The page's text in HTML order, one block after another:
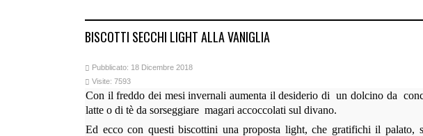
BISCOTTI SECCHI LIGHT ALLA VANIGLIA
Pubblicato: 18 Dicembre 2018
Visite: 7593
Con il freddo dei mesi invernali aumenta il desiderio di un dolcino da
latte o di tè da sorseggiare magari accoccolati sul divano.
Ed ecco con questi biscottini una proposta light, che gratifichi il palato,